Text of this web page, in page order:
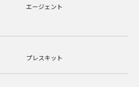
エージェント
プレスキット